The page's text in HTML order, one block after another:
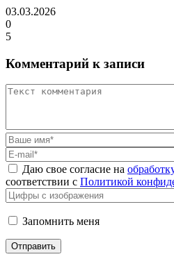
03.03.2026
0
5
Комментарий к записи
Даю свое согласие на
соответствии с Политикой
Запомнить меня